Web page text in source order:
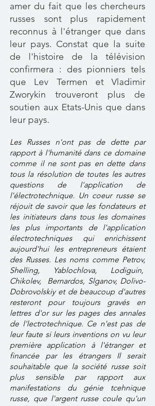
amer du fait que les chercheurs
russes sont plus rapidement
reconnus à l'étranger que dans
leur pays. Constat que la suite
de l'histoire de la télévision
confirmera : des pionniers tels
que Lev Termen et Vladimir
Zworykin trouveront plus de
soutien aux Etats-Unis que dans
leur pays.
Les Russes n'ont pas de dette par
rapport à l'humanité dans ce domaine
comme il ne sont pas en dette dans
tous la résolution de toutes les autres
questions de l'application de
l'électrotechnique. Un coeur russe se
réjouit de savoir que les fondateurs et
les initiateurs dans tous les domaines
les plus importants de l'application
électrotechniques qui enrichissent
aujourd'hui les entrepreneurs étaient
des Russes. Les noms comme Petrov,
Shelling, Yablochlova, Lodiguin,
Chikolev, Bernardos, Slganov, Dolivo-
Dobrovolskiy et de beaucoup d'autres
resteront pour toujours gravés en
lettres d'or sur les pages des annales
de l'lectrotechnique. Ce n'est pas de
leur faute si leurs inventions on vu leur
première application à l'étranger et
financée par les étrangers Il serait
souhaitable que la société russe soit
plus sensible par rapport aux
manifestations du génie tcehnique
russe, que l'argent russe coule qu'un